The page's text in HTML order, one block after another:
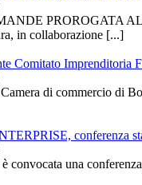
PROROGATA AL
in collaborazione [...]
Comitato Imprenditoria
di commercio di
conferenza
convocata una